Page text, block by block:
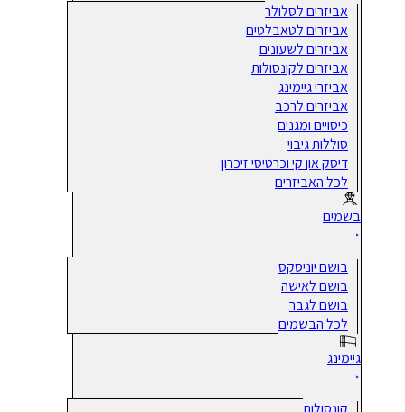
אביזרים לסלולר
אביזרים לטאבלטים
אביזרים לשעונים
אביזרים לקונסולות
אביזרי גיימינג
אביזרים לרכב
כיסויים ומגנים
סוללות גיבוי
דיסק און קי וכרטיסי זיכרון
לכל האביזרים
בשמים
בושם יוניסקס
בושם לאישה
בושם לגבר
לכל הבשמים
גיימינג